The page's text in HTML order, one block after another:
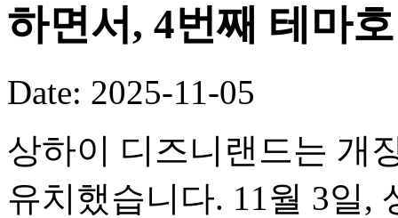
하면서, 4번째 테마
Date: 2025-11-05
상하이 디즈니랜드는 개
유치했습니다. 11월 3일,